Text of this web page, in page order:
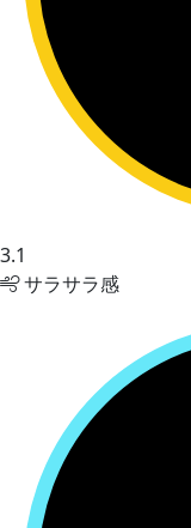
3.1
サラサラ感